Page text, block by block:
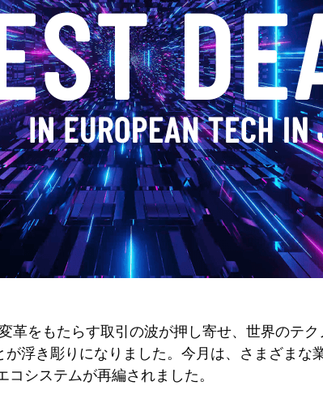
革をもたらす取引の波が押し寄せ、世界のテ
浮き彫りになりました。今月は、さまざまな
システムが再編されました。